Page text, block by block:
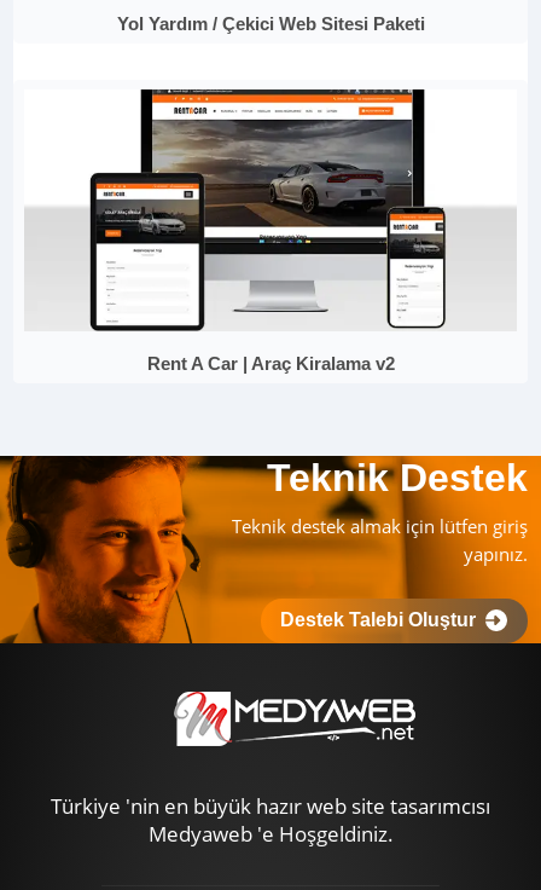
Yol Yardım / Çekici Web Sitesi Paketi
Rent A Car | Araç Kiralama v2
Teknik Destek
Teknik destek almak için lütfen giriş
yapınız.
Destek Talebi Oluştur
Türkiye 'nin en büyük hazır web site tasarımcısı
Medyaweb 'e Hoşgeldiniz.